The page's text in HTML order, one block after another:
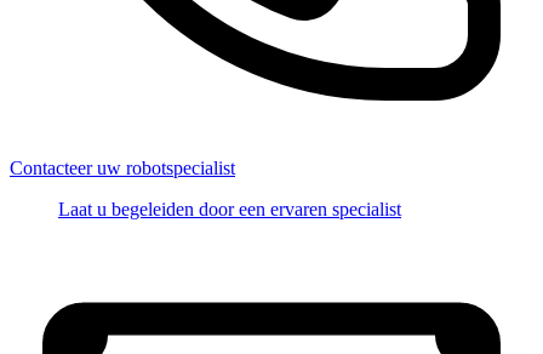
Contacteer uw robotspecialist
Laat u begeleiden door een ervaren specialist